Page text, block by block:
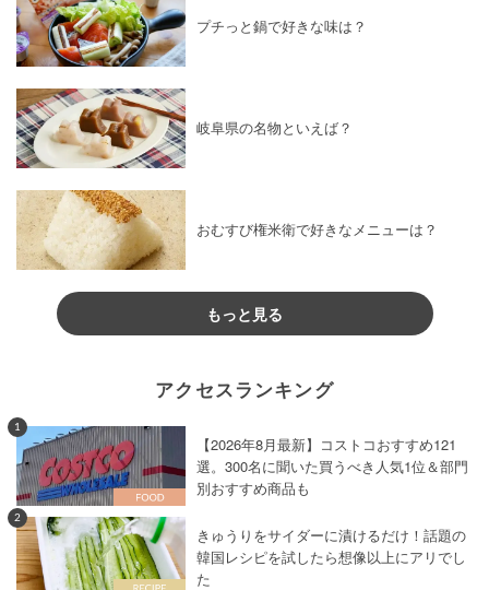
プチっと鍋で好きな味は？
岐阜県の名物といえば？
おむすび権米衛で好きなメニューは？
もっと見る
アクセスランキング
1
【2026年8月最新】コストコおすすめ121
選。300名に聞いた買うべき人気1位＆部門
別おすすめ商品も
2
きゅうりをサイダーに漬けるだけ！話題の
韓国レシピを試したら想像以上にアリでし
た